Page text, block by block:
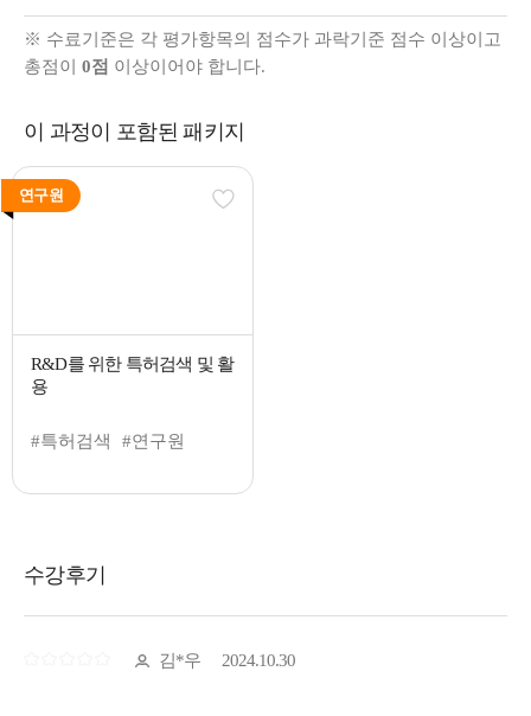
※ 수료기준은 각 평가항목의 점수가 과락기준 점수 이상이고
총점이 0점 이상이어야 합니다.
이 과정이 포함된 패키지
연구원
R&D를 위한 특허검색 및 활
용
#특허검색 #연구원